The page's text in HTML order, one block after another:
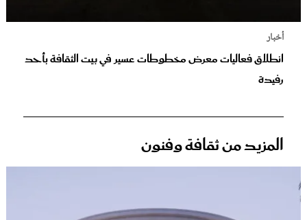
أخبار
انطلاق فعاليات معرض مخطوطات عسير في بيت الثقافة بأحد
رفيدة
المزيد من ثقافة وفنون